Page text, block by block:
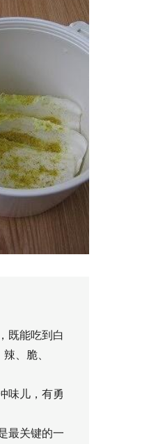
既能吃到白
、脆、
味儿，有勇
最关键的一